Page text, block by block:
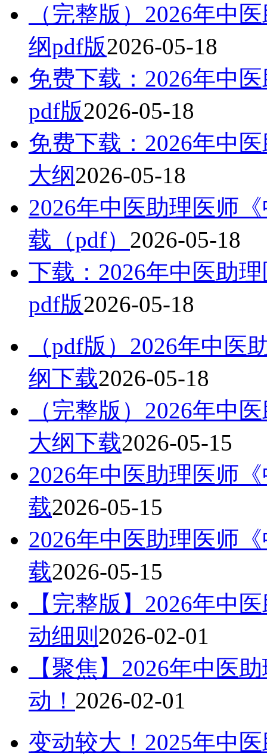
（完整版）2026年中
纲pdf版2026-05-18
免费下载：2026年中
pdf版2026-05-18
免费下载：2026年中
大纲2026-05-18
2026年中医助理医师
载（pdf） 2026-05-18
下载：2026年中医助
pdf版2026-05-18
（pdf版）2026年中
纲下载2026-05-18
（完整版）2026年中
大纲下载2026-05-15
2026年中医助理医师
载2026-05-15
2026年中医助理医师
载2026-05-15
【完整版】2026年中
动细则 2026-02-01
【聚焦】2026年中医
动！ 2026-02-01
变动较大！2025年中